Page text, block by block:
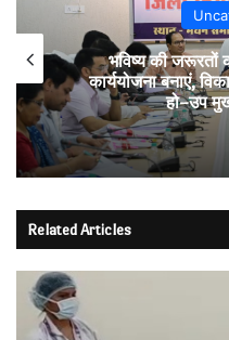
भविष्य की जरूरतों
कार्ययोजना बनाएं,
हो–उप
Related Articles